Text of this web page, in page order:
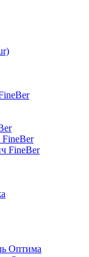
FineBer
Оптима